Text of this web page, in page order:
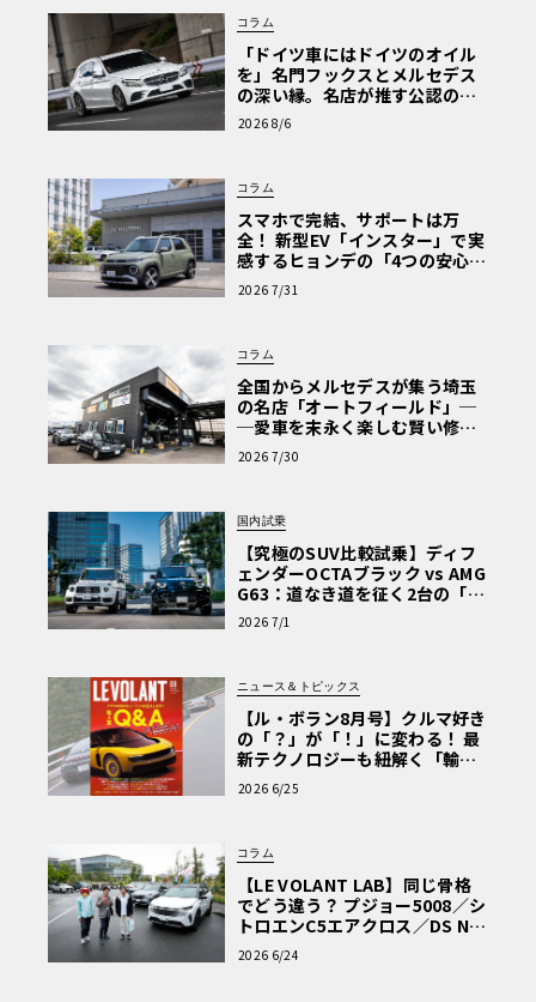
コラム
「ドイツ車にはドイツのオイル
を」名門フックスとメルセデス
の深い縁。名店が推す公認の安
心と、Cクラスで味わうシルキー
な走り〈PR〉
2026 8/6
コラム
スマホで完結、サポートは万
全！ 新型EV「インスター」で実
感するヒョンデの「4つの安心」
【第1回・ヒョンデ6つの疑問：
Why? Hyundai?】〈PR〉
2026 7/31
コラム
全国からメルセデスが集う埼玉
の名店「オートフィールド」─
─愛車を末永く楽しむ賢い修理
術と、プロがフックス製オイル
を選ぶ理由〈PR〉
2026 7/30
国内試乗
【究極のSUV比較試乗】ディフ
ェンダーOCTAブラック vs AMG
G63：道なき道を征く2台の「対
極的アプローチ」
2026 7/1
ニュース＆トピックス
【ル・ボラン8月号】クルマ好き
の「？」が「！」に変わる！ 最
新テクノロジーも紐解く「輸入
車Q&A」
2026 6/25
コラム
【LE VOLANT LAB】同じ骨格
でどう違う？ プジョー5008／シ
トロエンC5エアクロス／DS Nº4
読者一気乗りレポート
2026 6/24